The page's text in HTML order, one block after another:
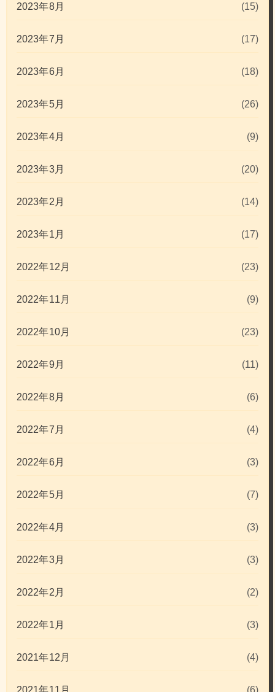
2023年8月 (15)
2023年7月 (17)
2023年6月 (18)
2023年5月 (26)
2023年4月 (9)
2023年3月 (20)
2023年2月 (14)
2023年1月 (17)
2022年12月 (23)
2022年11月 (9)
2022年10月 (23)
2022年9月 (11)
2022年8月 (6)
2022年7月 (4)
2022年6月 (3)
2022年5月 (7)
2022年4月 (3)
2022年3月 (3)
2022年2月 (2)
2022年1月 (3)
2021年12月 (4)
2021年11月 (6)